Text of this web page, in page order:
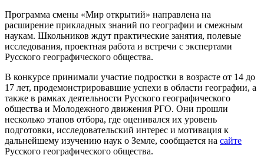
Программа смены «Мир открытий» направлена на
расширение прикладных знаний по географии и смежным
наукам. Школьников ждут практические занятия, полевые
исследования, проектная работа и встречи с экспертами
Русского географического общества.
В конкурсе принимали участие подростки в возрасте от 14 до
17 лет, продемонстрировавшие успехи в области географии, а
также в рамках деятельности Русского географического
общества и Молодежного движения РГО. Они прошли
несколько этапов отбора, где оценивался их уровень
подготовки, исследовательский интерес и мотивация к
дальнейшему изучению наук о Земле, сообщается на сайте
Русского географического общества.